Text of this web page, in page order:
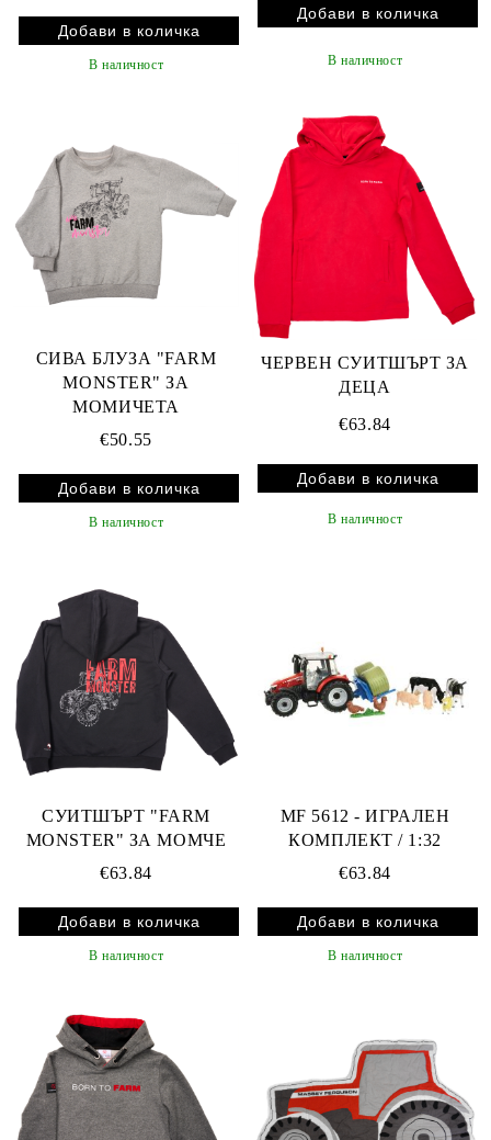
В наличност В наличност
СИВА БЛУЗА "FARM
MONSTER" ЗА
МОМИЧЕТА
€50.55
В наличност
ЧЕРВЕН СУИТШЪРТ ЗА
ДЕЦА
€63.84
В наличност
СУИТШЪРТ "FARM
MONSTER" ЗА МОМЧЕ
€63.84
В наличност
MF 5612 - ИГРАЛЕН
КОМПЛЕКТ / 1:32
€63.84
В наличност